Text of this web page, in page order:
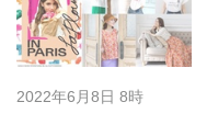
2022年6月8日 8時